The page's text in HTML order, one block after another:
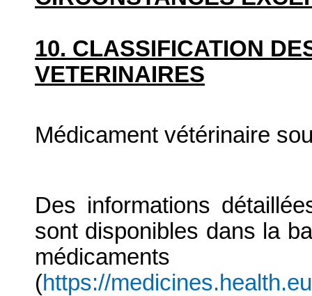
10. CLASSIFICATION
VETERINAIRES
Médicament vétérinaire
Des informations
sont disponibles dans la
médicaments
(https://